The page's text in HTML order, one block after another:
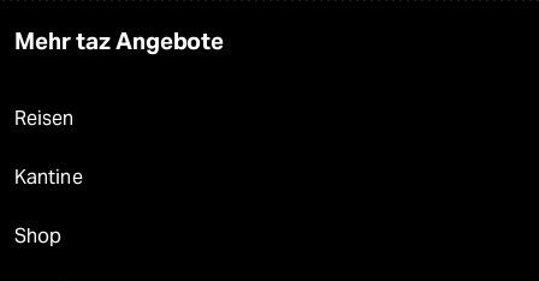
Mehr taz Angebote
Reisen
Kantine
Shop